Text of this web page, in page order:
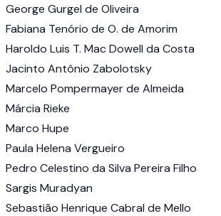
George Gurgel de Oliveira
Fabiana Tenório de O. de Amorim
Haroldo Luis T. Mac Dowell da Costa
Jacinto Antônio Zabolotsky
Marcelo Pompermayer de Almeida
Márcia Rieke
Marco Hupe
Paula Helena Vergueiro
Pedro Celestino da Silva Pereira Filho
Sargis Muradyan
Sebastião Henrique Cabral de Mello